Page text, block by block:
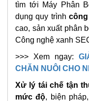
tìm tới Máy Phân
dụng quy trình
cao, sản xuất phân
Công nghệ xanh
>>> Xem ngay:
CHĂN NUÔI CHO
Xử lý tái chế tận
mức độ, biện